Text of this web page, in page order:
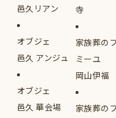
邑久リアン
オブジェ
邑久 アンジュ
オブジェ
邑久 華会場
寺
家族葬の
ミーユ
岡山伊福
家族葬の